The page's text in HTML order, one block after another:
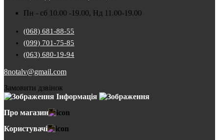
Пн - сб 10.00 -19.00, Нд 11.00-19.00
(068) 681-88-55
(099) 701-75-85
(063) 680-19-94
8notalv@gmail.com
Замовити дзвінок
Інформація
Про магазин
Користувачі